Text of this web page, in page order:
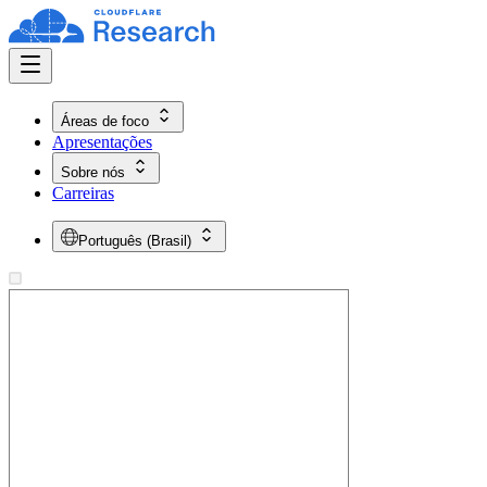
Áreas de foco
Apresentações
Sobre nós
Carreiras
Português (Brasil)